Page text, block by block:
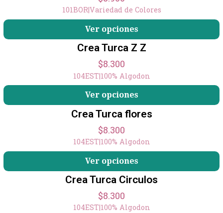
101BOR|Variedad de Colores
Ver opciones
Crea Turca Z Z
$8.300
104EST|100% Algodon
Ver opciones
Crea Turca flores
$8.300
104EST|100% Algodon
Ver opciones
Crea Turca Circulos
$8.300
104EST|100% Algodon